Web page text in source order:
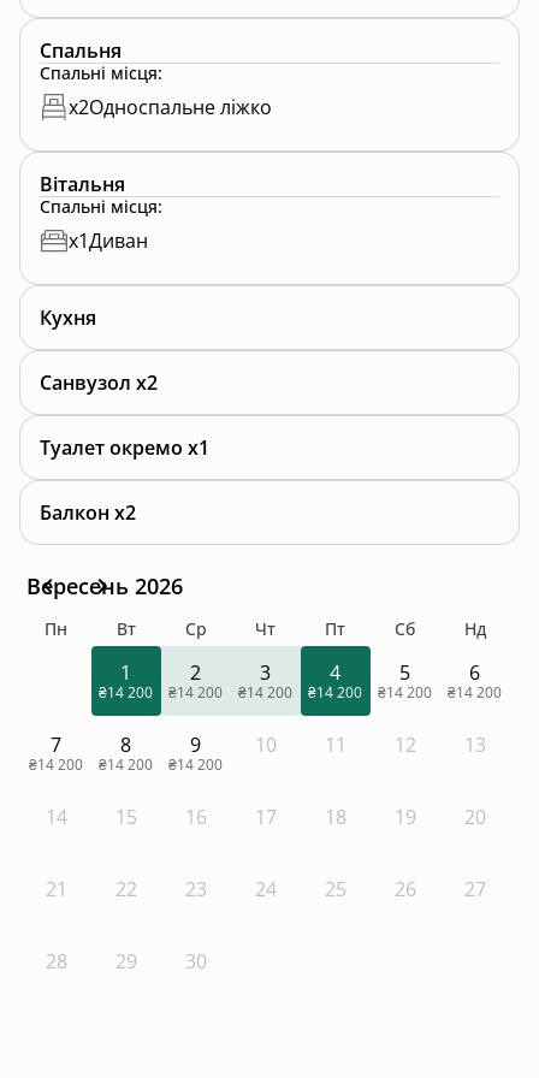
Спальня
Спальні місця:
x2Односпальне ліжко
Вітальня
Спальні місця:
x1Диван
Кухня
Санвузол x2
Туалет окремо x1
Балкон x2
Вересень 2026
Пн Вт Ср Чт Пт Сб Нд
1
₴14 200
2
₴14 200
3
₴14 200
4
₴14 200
5
₴14 200
6
₴14 200
7
₴14 200
8
₴14 200
9
₴14 200
10 11 12 13
14 15 16 17 18 19 20
21 22 23 24 25 26 27
28 29 30